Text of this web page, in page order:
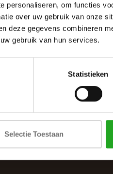
personaliseren, om functies
over uw gebruik van onze
deze gegevens combineren
gebruik van hun services.
Statistieken
Selectie Toestaan
IN VOOR DE
up to date with our latest offers